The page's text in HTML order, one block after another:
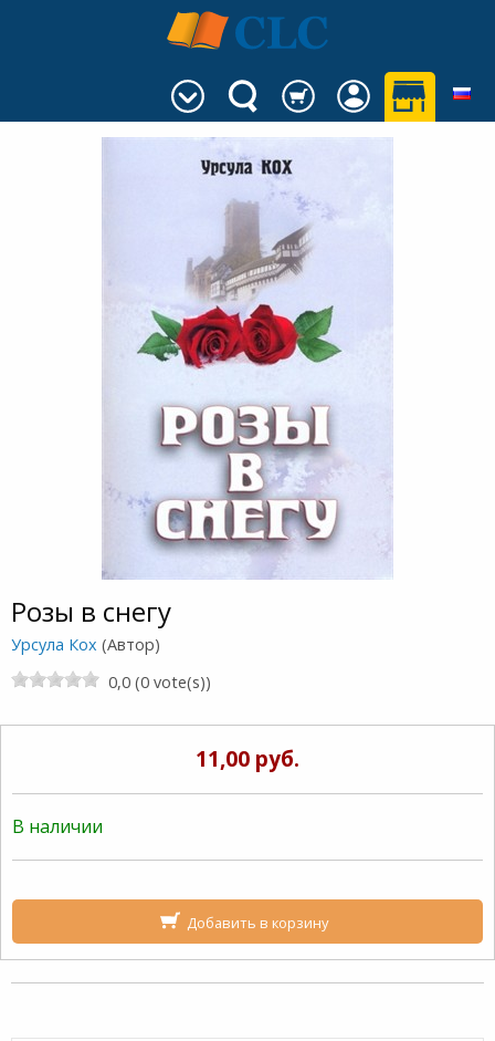
Розы в снегу
Урсула Кох (Автор)
0,0 (0 vote(s))
11,00 руб.
В наличии
Добавить в корзину